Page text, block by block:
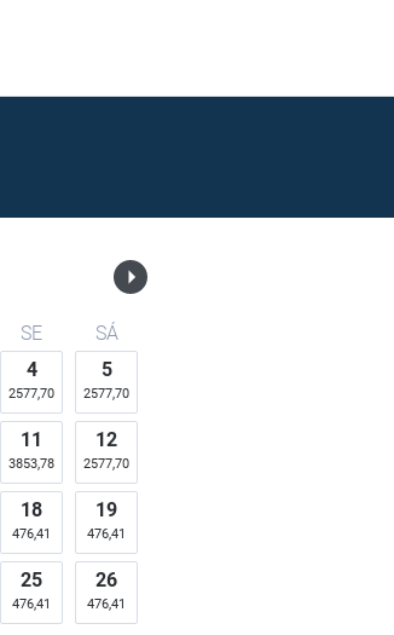
SE
SÁ
4
2577,70
5
2577,70
11
3853,78
12
2577,70
18
476,41
19
476,41
25
476,41
26
476,41